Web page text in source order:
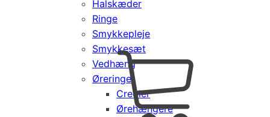
Halskæder
Ringe
Smykkepleje
Smykkesæt
Vedhæng
Øreringe
Creoler
Ørehængere
Products